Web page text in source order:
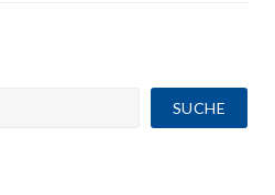
SUCHE